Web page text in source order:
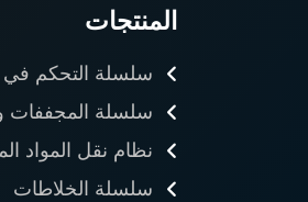
المنتجات
سلسلة التحكم في
سلسلة المجففات
نظام نقل المواد
سلسلة الخلاطات